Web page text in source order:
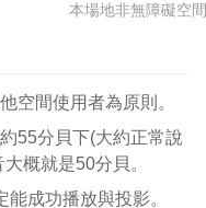
本場地非無障礙空間
空間使用者為原則。
55分貝下(大約正常說
概就是50分貝。
成功播放與投影。